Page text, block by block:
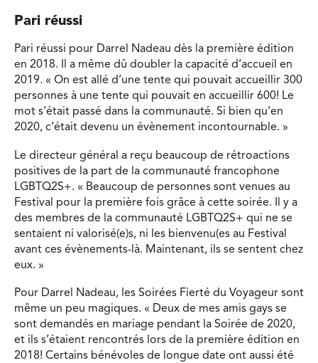
Pari réussi
Pari réussi pour Darrel Nadeau dès la première édition
en 2018. Il a même dû doubler la capacité d’accueil en
2019. « On est allé d’une tente qui pouvait accueillir 300
personnes à une tente qui pouvait en accueillir 600! Le
mot s’était passé dans la communauté. Si bien qu’en
2020, c’était devenu un évènement incontournable. »
Le directeur général a reçu beaucoup de rétroactions
positives de la part de la communauté francophone
LGBTQ2S+. « Beaucoup de personnes sont venues au
Festival pour la première fois grâce à cette soirée. Il y a
des membres de la communauté LGBTQ2S+ qui ne se
sentaient ni valorisé(e)s, ni les bienvenu(es au Festival
avant ces évènements-là. Maintenant, ils se sentent chez
eux. »
Pour Darrel Nadeau, les Soirées Fierté du Voyageur sont
même un peu magiques. « Deux de mes amis gays se
sont demandés en mariage pendant la Soirée de 2020,
et ils s’étaient rencontrés lors de la première édition en
2018! Certains bénévoles de longue date ont aussi été